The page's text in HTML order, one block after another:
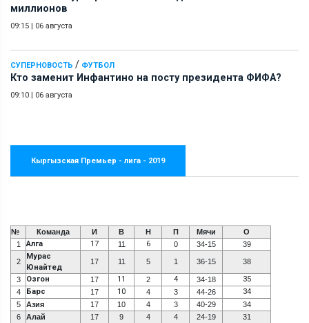
миллионов
09:15 | 06 августа
СУПЕРНОВОСТЬ / ФУТБОЛ
Кто заменит Инфантино на посту президента ФИФА?
09:10 | 06 августа
Кыргызская Премьер - лига - 2019
№ Команда И В Н П Мячи
О
1
Алга 17 11 6 0 34-15 39
2
Мурас
Юнайтед
17 11 5 1 36-15 38
3 Озгон 17 11 2 4 34-18 35
4 Барс 17 10 4 3 44-26 34
5 Азия 17 10 4 3 40-29
34
6
Алай 17 9 4 4 24-19
31